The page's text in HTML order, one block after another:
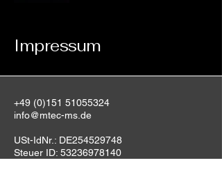
Impressum
+49 (0)151 51055324
info@mtec-ms.de
USt-IdNr.: DE254529748​
Steuer ID: 53236978140